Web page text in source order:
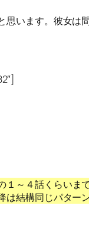
思います。彼女は
１～４話くらいま
は結構同じパター